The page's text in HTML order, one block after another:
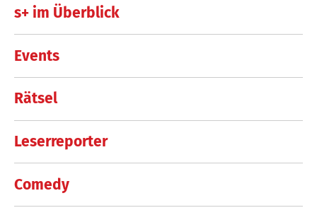
s+ im Überblick
Events
Rätsel
Leserreporter
Comedy